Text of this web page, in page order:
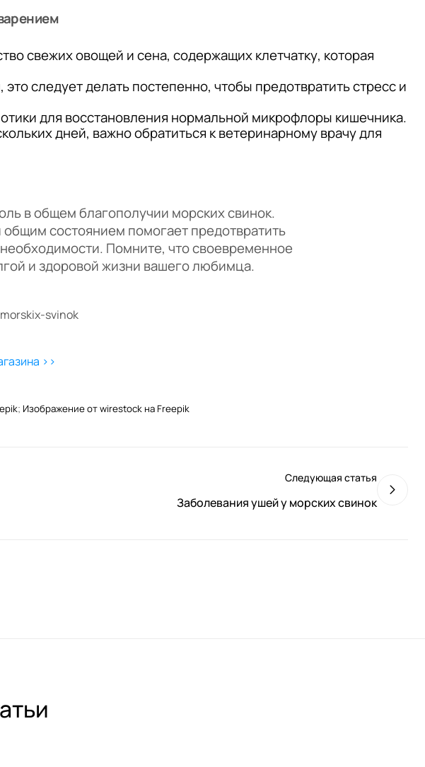
свежих овощей и сена, содержащих клетчатку, которая
следует делать постепенно, чтобы предотвратить стресс и
для восстановления нормальной микрофлоры кишечника.
дней, важно обратиться к ветеринарному врачу для
в общем благополучии морских свинок.
состоянием помогает предотвратить
Помните, что своевременное
и здоровой жизни вашего любимца.
>>
; Изображение от wirestock на Freepik
Следующая статья
Заболевания ушей у морских свинок